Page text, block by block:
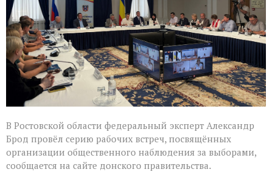
Ростовской
области
В Ростовской области федеральный эксперт Александр
Брод провёл серию рабочих встреч, посвящённых
организации общественного наблюдения за выборами,
сообщается на сайте донского правительства.